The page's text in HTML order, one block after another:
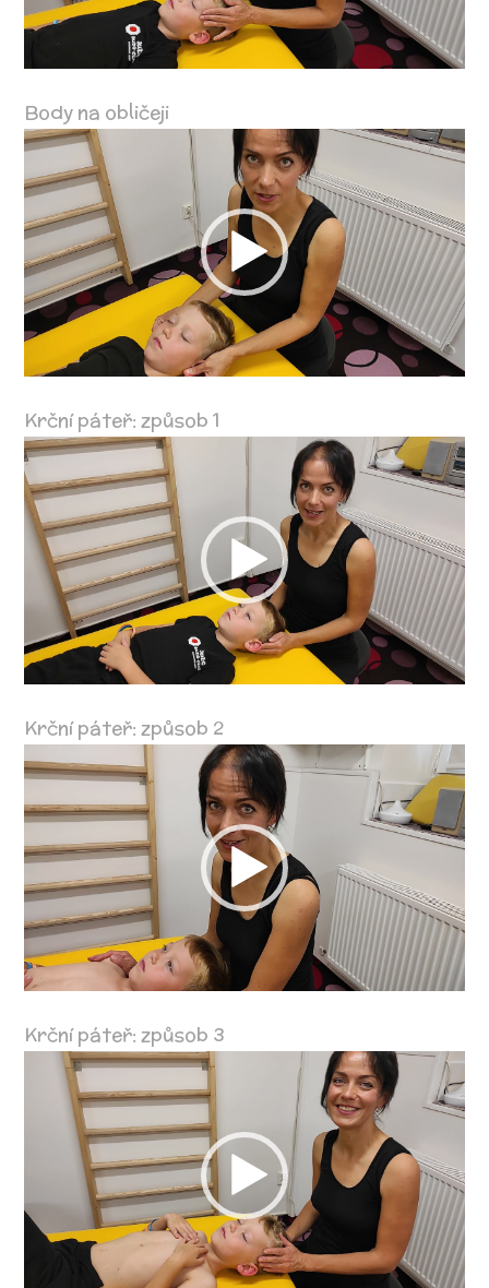
Body na obličeji
Video
přehrávač
Krční páteř: způsob 1
Video
přehrávač
Krční páteř: způsob 2
Video
přehrávač
Krční páteř: způsob 3
Video
přehrávač